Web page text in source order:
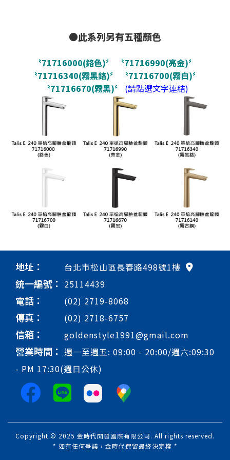
●此系列另有五種顏色
〝71716000(鉻色)〞
〝71716990(亮金)〞
〝71716340(霧黑鉻)〞
〝71716700(霧白)〞
〝71716670(霧黑)〞
(請點選文字連結)
地址： 台北市松山區長春路498號1樓
統一編號： 25114439
電話： (02) 2719-8068
傳真： (02) 2718-6757
信箱： goldenstyle1991@gmail.com
營業時間： 週一至週五: 09:00 - 20:00/週六:09:30
- PM 17:30(週日公休)
Copyright © 2025 金時代開發國際有限公司. All rights reserved.
* 如有任何爭議，金時代保留最終決定權 *